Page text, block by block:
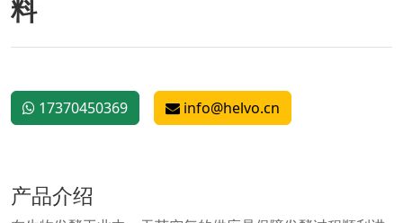
料
17370450369 info@helvo.cn
产品介绍